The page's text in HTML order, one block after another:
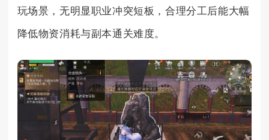
玩场景，无明显职业冲突短板，合理分工后能大幅
降低物资消耗与副本通关难度。